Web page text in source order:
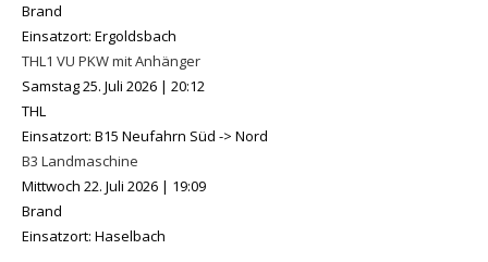
Brand
Einsatzort: Ergoldsbach
THL1 VU PKW mit Anhänger
Samstag 25. Juli 2026 | 20:12
THL
Einsatzort: B15 Neufahrn Süd -> Nord
B3 Landmaschine
Mittwoch 22. Juli 2026 | 19:09
Brand
Einsatzort: Haselbach